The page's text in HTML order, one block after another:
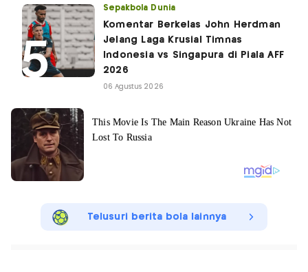
Sepakbola Dunia
Komentar Berkelas John Herdman
Jelang Laga Krusial Timnas
Indonesia vs Singapura di Piala AFF
2026
06 Agustus 2026
Telusuri berita bola lainnya